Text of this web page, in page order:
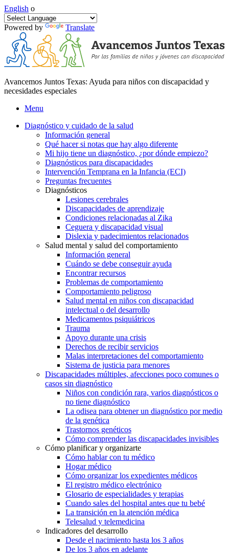
English o
Powered by Translate
Avancemos Juntos Texas: Ayuda para niños con discapacidad y
necesidades especiales
Menu
Diagnóstico y cuidado de la salud
Información general
Qué hacer si notas que hay algo diferente
Mi hijo tiene un diagnóstico, ¿por dónde empiezo?
Diagnósticos para discapacidades
Intervención Temprana en la Infancia (ECI)
Preguntas frecuentes
Diagnósticos
Lesiones cerebrales
Discapacidades de aprendizaje
Condiciones relacionadas al Zika
Ceguera y discapacidad visual
Dislexia y padecimientos relacionados
Salud mental y salud del comportamiento
Información general
Cuándo se debe conseguir ayuda
Encontrar recursos
Problemas de comportamiento
Comportamiento peligroso
Salud mental en niños con discapacidad
intelectual o del desarrollo
Medicamentos psiquiátricos
Trauma
Apoyo durante una crisis
Derechos de recibir servicios
Malas interpretaciones del comportamiento
Sistema de justicia para menores
Discapacidades múltiples, afecciones poco comunes o
casos sin diagnóstico
Niños con condición rara, varios diagnósticos o
no tiene diagnóstico
La odisea para obtener un diagnóstico por medio
de la genética
Trastornos genéticos
Cómo comprender las discapacidades invisibles
Cómo planificar y organizarte
Cómo hablar con tu médico
Hogar médico
Cómo organizar los expedientes médicos
El registro médico electrónico
Glosario de especialidades y terapias
Cuando sales del hospital antes que tu bebé
La transición en la atención médica
Telesalud y telemedicina
Indicadores del desarrollo
Desde el nacimiento hasta los 3 años
De los 3 años en adelante